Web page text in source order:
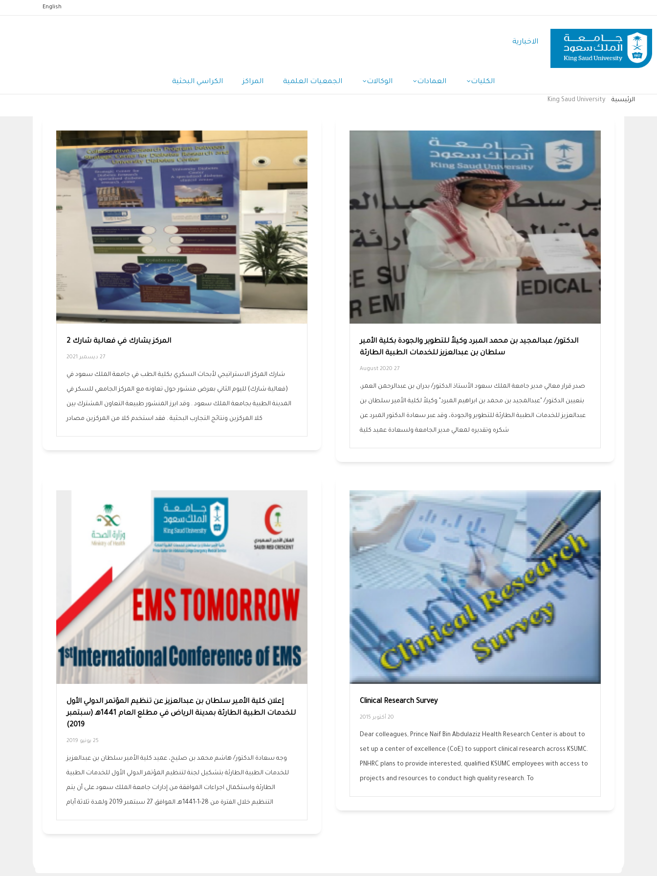
المحتوى
الرئيسي
English
الاخبارية
Navigation
الكليات العمادات الوكالات الجمعيات العلمية المراكز الكراسي البحثية
الرئيسية King Saud University
المركز يشارك في فعالية شارك 2
27 ديسمبر 2021
شارك المركز الاستراتيجي لأبحاث السكري بكلية الطب في جامعة الملك سعود في
(فعالية شارك) لليوم الثاني بعرض منشور حول تعاونه مع المركز الجامعي للسكر في
المدينة الطبية بجامعة الملك سعود . وقد ابرز المنشور طبيعة التعاون المشترك بين
كلا المركزين ونتائج التجارب البحثية . فقد استخدم كلا من المركزين مصادر
الدكتور/ عبدالمجيد بن محمد المبرد وكيلاً للتطوير والجودة بكلية الأمير
سلطان بن عبدالعزيز للخدمات الطبية الطارئة
27 August 2020
صدر قرار معالي مدير جامعة الملك سعود الأستاذ الدكتور/ بدران بن عبدالرحمن العمر،
بتعيين الدكتور/ "عبدالمجيد بن محمد بن ابراهيم المبرد" وكيلاً لكلية الأمير سلطان بن
عبدالعزيز للخدمات الطبية الطارئة للتطوير والجودة، وقد عبر سعادة الدكتور المبرد عن
شكره وتقديره لمعالي مدير الجامعة ولسعادة عميد كلية
إعلان كلية الأمير سلطان بن عبدالعزيز عن تنظيم المؤتمر الدولي الأول
للخدمات الطبية الطارئة بمدينة الرياض في مطلع العام 1441هـ (سبتمبر
2019)
25 يونيو 2019
وجه سعادة الدكتور/ هاشم محمد بن صليح، عميد كلية الأمير سلطان بن عبدالعزيز
للخدمات الطبية الطارئة بتشكيل لجنة لتنظيم المؤتمر الدولي الأول للخدمات الطبية
الطارئة واستكمال اجراءات الموافقة من إدارات جامعة الملك سعود على أن يتم
التنظيم خلال الفترة من 28-1-1441هـ الموافق 27 سبتمبر 2019 ولمدة ثلاثة أيام
Clinical Research Survey
20 أكتوبر 2015
Dear colleagues, Prince Naif Bin Abdulaziz Health Research Center is about to
set up a center of excellence (CoE) to support clinical research across KSUMC.
PNHRC plans to provide interested, qualified KSUMC employees with access to
projects and resources to conduct high quality research. To